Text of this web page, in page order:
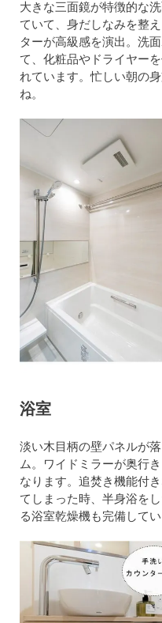
大きな三面鏡が特徴的な
ていて、身だしなみを整
ターが高級感を演出。洗
て、化粧品やドライヤー
れています。忙しい朝の
ね。
浴室
淡い木目柄の壁パネルが
ム。ワイドミラーが奥行
なります。追焚き機能付
てしまった時、半身浴を
る浴室乾燥機も完備してい